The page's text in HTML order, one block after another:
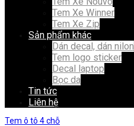
Tem Xe Winner
Tem Xe Zip
Sản phẩm khác
Dán decal, dán nilon
Tem logo sticker
Decal laptop
Bọc da
Tin tức
Liên hệ
Tem ô tô 4 chỗ